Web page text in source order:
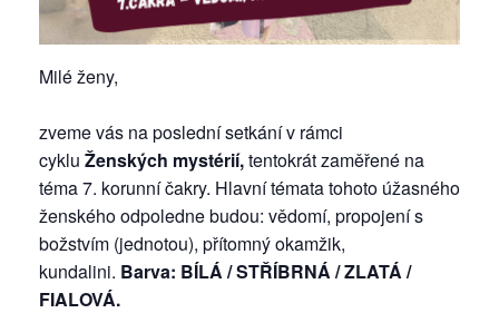
Milé ženy,
zveme vás na poslední setkání v rámci
cyklu Ženských mystérií,tentokrát zaměřené na
téma 7. korunní čakry. Hlavní témata tohoto úžasného
ženského odpoledne budou: vědomí, propojení s
božstvím (jednotou), přítomný okamžik,
kundalini. Barva: BÍLÁ / STŘÍBRNÁ / ZLATÁ /
FIALOVÁ.